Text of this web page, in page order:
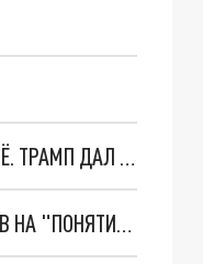
"РАЗВЯЗКА ОЧЕНЬ БЛИЗКА": ПУТИН СДЕЛАЛ ПРЕДУПРЕЖДЕНИЕ — ПОЛЕТИТ ВСЁ. ТРАМП ДАЛ РОССИИ ВРЕМЯ? СВОДКА ГЛАЗАМИ ВОЕНКОРОВ
"БЕЛОУСОВ ПО-СЕРЬЁЗНОМУ НЕ БРАЛСЯ ЗА НИХ": КОМАНДИРЫ СМЕНИЛИ УСТАВ НА "ПОНЯТИЯ"